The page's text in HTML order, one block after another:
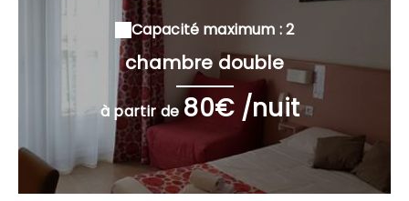
Capacité maximum : 2
chambre double
à partir de80€ /nuit